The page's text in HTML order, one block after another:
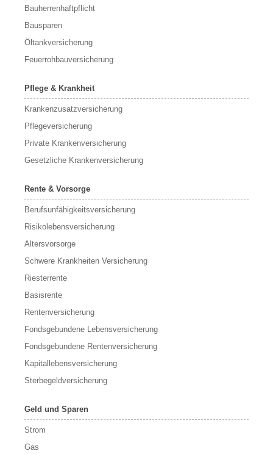
Bauherrenhaftpflicht
Bausparen
Öltankversicherung
Feuerrohbauversicherung
Pflege & Krankheit
Krankenzusatzversicherung
Pflegeversicherung
Private Krankenversicherung
Gesetzliche Krankenversicherung
Rente & Vorsorge
Berufs­unfähigkeitsversicherung
Risikolebensversicherung
Altersvorsorge
Schwere Krankheiten Versicherung
Riesterrente
Basisrente
Rentenversicherung
Fondsgebundene Lebensversicherung
Fondsgebundene Rentenversicherung
Kapitallebensversicherung
Sterbegeldversicherung
Geld und Sparen
Strom
Gas